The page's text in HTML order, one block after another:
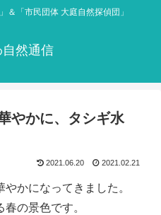
＆「市民団体 大庭自然探偵団」
然通信
やかに、タシギ水
2021.06.20 2021.02.21
かになってきました。
の景色です。